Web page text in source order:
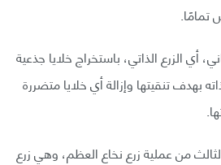
تمامًا.
أي الزرع الذاتي، باستخراج خلايا جذعية
بهدف تنقيتها وإزالة أي خلايا متضررة
من عملية زرع نخاع العظم، وهي زرع